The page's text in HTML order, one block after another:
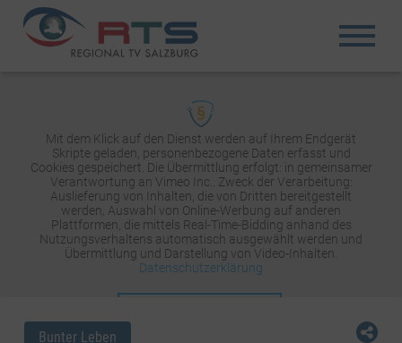
Mit dem Klick auf den Dienst werden auf Ihrem Endgerät
Skripte geladen, personenbezogene Daten erfasst und
Cookies gespeichert. Die Übermittlung erfolgt: in gemeinsamer
Verantwortung an Vimeo Inc.. Zweck der Verarbeitung:
Auslieferung von Inhalten, die von Dritten bereitgestellt
werden, Auswahl von Online-Werbung auf anderen
Plattformen, die mittels Real-Time-Bidding anhand des
Nutzungsverhaltens automatisch ausgewählt werden und
Übermittlung und Darstellung von Video-Inhalten.
Datenschutzerklärung
Bunter Leben